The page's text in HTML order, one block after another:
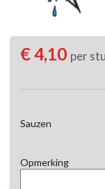
€ 4,10 per
Sauzen
Opmerking